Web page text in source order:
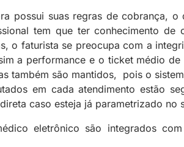
possui suas regras de cobrança, o
tem que ter conhecimento de
o faturista se preocupa com a
a performance e o ticket médio de
também são mantidos, pois o
em cada atendimento estão
caso esteja já parametrizado no
eletrônico são integrados